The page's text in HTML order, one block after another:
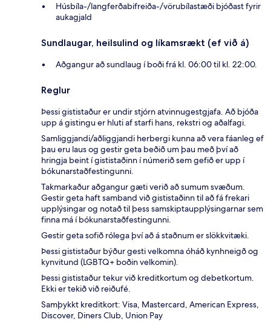
Húsbíla-/langferðabifreiða-/vörubílastæði bjóðast fyrir
aukagjald
Sundlaugar, heilsulind og líkamsrækt (ef við á)
Aðgangur að sundlaug í boði frá kl. 06:00 til kl. 22:00.
Reglur
Þessi gististaður er undir stjórn atvinnugestgjafa. Að bjóða
upp á gistingu er hluti af starfi hans, rekstri og aðalfagi.
Samliggjandi/aðliggjandi herbergi kunna að vera fáanleg ef
þau eru laus og gestir geta beðið um þau með því að
hringja beint í gististaðinn í númerið sem gefið er upp í
bókunarstaðfestingunni.
Takmarkaður aðgangur gæti verið að sumum svæðum.
Gestir geta haft samband við gististaðinn til að fá frekari
upplýsingar og notað til þess samskiptaupplýsingarnar sem
finna má í bókunarstaðfestingunni.
Gestir geta sofið rólega því að á staðnum er slökkvitæki.
Þessi gististaður býður gesti velkomna óháð kynhneigð og
kynvitund (LGBTQ+ boðin velkomin).
Þessi gististaður tekur við kreditkortum og debetkortum.
Ekki er tekið við reiðufé.
Samþykkt kreditkort: Visa, Mastercard, American Express,
Discover, Diners Club, Union Pay